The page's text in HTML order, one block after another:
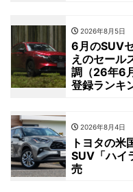
2026年8月5日
6月のSUV
えのセール
調（26年6
登録ランキ
2026年8月4日
トヨタの米
SUV「ハイ
売